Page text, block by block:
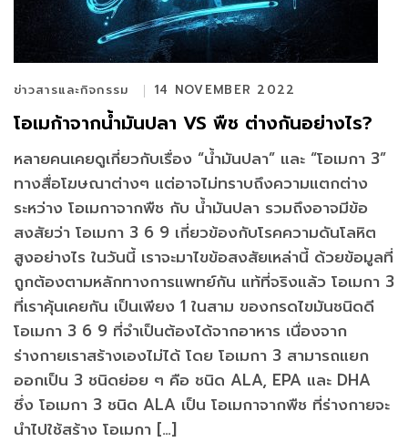
ข่าวสารและกิจกรรม 14 NOVEMBER 2022
โอเมก้าจากน้ำมันปลา VS พืช ต่างกันอย่างไร?
หลายคนเคยดูเกี่ยวกับเรื่อง “น้ำมันปลา” และ “โอเมกา 3”
ทางสื่อโฆษณาต่างๆ แต่อาจไม่ทราบถึงความแตกต่าง
ระหว่าง โอเมกาจากพืช กับ น้ำมันปลา รวมถึงอาจมีข้อ
สงสัยว่า โอเมกา 3 6 9 เกี่ยวข้องกับโรคความดันโลหิต
สูงอย่างไร ในวันนี้ เราจะมาไขข้อสงสัยเหล่านี้ ด้วยข้อมูลที่
ถูกต้องตามหลักทางการแพทย์กัน แท้ที่จริงแล้ว โอเมกา 3
ที่เราคุ้นเคยกัน เป็นเพียง 1 ในสาม ของกรดไขมันชนิดดี
โอเมกา 3 6 9 ที่จำเป็นต้องได้จากอาหาร เนื่องจาก
ร่างกายเราสร้างเองไม่ได้ โดย โอเมกา 3 สามารถแยก
ออกเป็น 3 ชนิดย่อย ๆ คือ ชนิด ALA, EPA และ DHA
ซึ่ง โอเมกา 3 ชนิด ALA เป็น โอเมกาจากพืช ที่ร่างกายจะ
นำไปใช้สร้าง โอเมกา […]